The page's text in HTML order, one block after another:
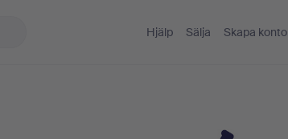
Hjälp Sälja Skapa konto